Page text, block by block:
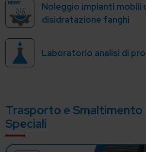
Noleggio impianti mobili
disidratazione fanghi
Laboratorio analisi di
Trasporto e Smaltimento
Speciali